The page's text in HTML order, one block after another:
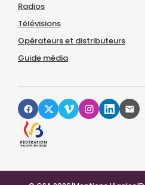
Radios
Télévisions
Opérateurs et distributeurs
Guide média